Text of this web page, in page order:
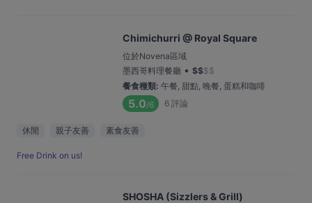
Chimichurri @ Royal Square
位於Novena區域
墨西哥料理餐廳 • $$$$
餐食種類: 午餐, 甜點, 晚餐, 蛋糕和咖啡
5.0/6 6 評論
休閒 親子友善 素食友善
Free Drink on us!
SHOSHA (Sizzlers & Grill)